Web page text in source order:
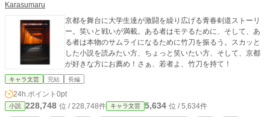
Karasumaru
京都を舞台に大学生達が激闘を繰り広げる青春剣道ストーリ
ー。笑いと戦いが満載。ある者はモテるために、そして、あ
る者は本物のサムライになるために竹刀を振るう。スカッと
した小説を読みたい方、ちょっと笑いたい方、そして、京都
が好きな方にお薦め！さぁ、若者よ、竹刀を持て！
キャラ文芸 完結 長編
24h.ポイント 0pt
小説 228,748 位 / 228,748件 キャラ文芸 5,634 位 / 5,634件